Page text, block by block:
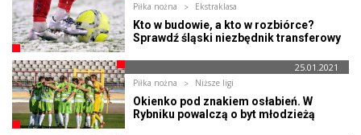
Piłka nożna Ekstraklasa
Kto w budowie, a kto w rozbiórce?
Sprawdź śląski niezbędnik transferowy
25.01.2021
Piłka nożna Niższe ligi
Okienko pod znakiem osłabień. W
Rybniku powalczą o byt młodzieżą